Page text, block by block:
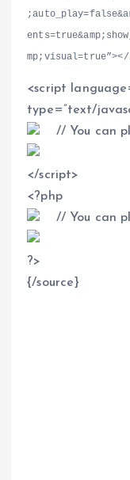
mp;visual=true”></
<script
type=”text/
// You can
</script>
<?php
// You can
?>
{/source}